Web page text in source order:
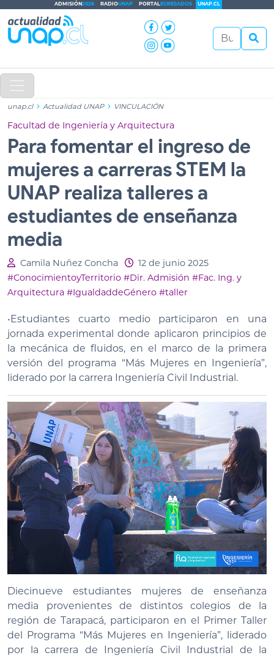
ADMISIÓN2026 RADIOUNAP PORTALEGRESADOS UNAP.CL
unap.cl Actualidad UNAP VINCULACIÓN
Facultad de Ingeniería y Arquitectura
Para fomentar el ingreso de
mujeres a carreras STEM la
UNAP realiza talleres a
estudiantes de enseñanza
media
Camila Nuñez Concha
12 de junio 2025
#ConocimientoyTerritorio #Dir. Admisión #Fac. Ing. y
Arquitectura #IgualdaddeGénero #taller
•Estudiantes cuarto medio participaron en una
jornada experimental donde aplicaron principios de
la mecánica de fluidos, en el marco de la primera
versión del programa “Más Mujeres en Ingeniería”,
liderado por la carrera Ingeniería Civil Industrial.
Diecinueve estudiantes mujeres de enseñanza
media provenientes de distintos colegios de la
región de Tarapacá, participaron en el Primer Taller
del Programa “Más Mujeres en Ingeniería”, liderado
por la carrera de Ingeniería Civil Industrial de la